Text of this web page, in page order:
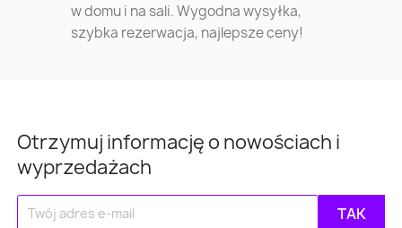
w domu i na sali. Wygodna wysyłka,
szybka rezerwacja, najlepsze ceny!
Otrzymuj informację o nowościach i
wyprzedażach